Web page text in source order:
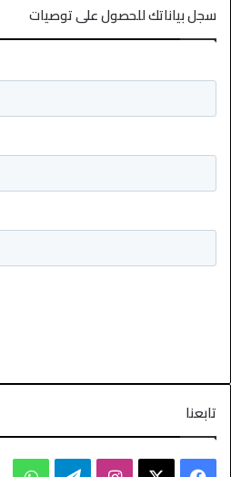
سجل بياناتك للحصول على توصيات
تابعنا